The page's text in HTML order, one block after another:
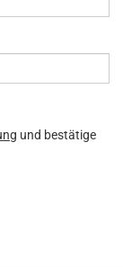
und bestätige